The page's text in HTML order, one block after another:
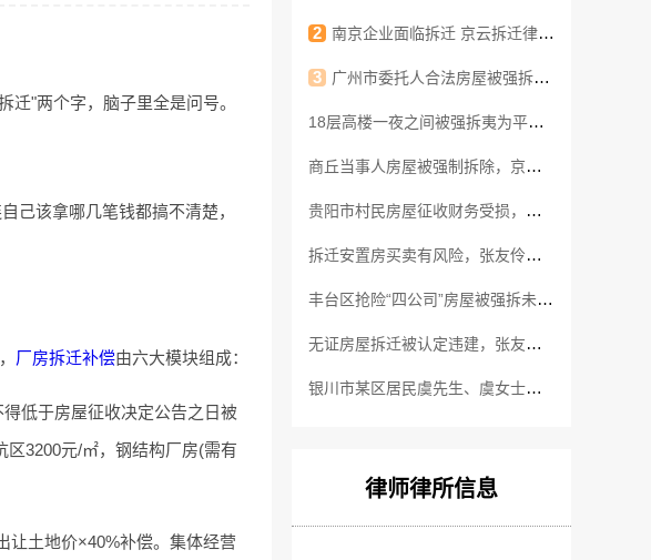
南京企业面临拆迁 京云拆迁律师2个月内为其提高一倍补偿
广州市委托人合法房屋被强拆，张友伶律师助力272平米安置费外加45万补偿款
18层高楼一夜之间被强拆夷为平地，刘建华律师向法院起诉拆除违法
商丘当事人房屋被强制拆除，京云律师代理法院判决强拆行为违法
贵阳市村民房屋征收财务受损，京云律师代理确认强拆和占用违法
拆迁安置房买卖有风险，张友伶律师代理拆迁房屋买卖合同纠纷案件胜诉
丰台区抢险“四公司”房屋被强拆未及时补偿案件 王兴华律师代理为当事人争取补偿
无证房屋拆迁被认定违建，张友伶律师代理胜诉
银川市某区居民虞先生、虞女士、肖女士遭遇拆迁 最终法院判决街道办强制拆迁行为违法
律师律所信息
"两个字，脑子里全是问号。
己该拿哪几笔钱都搞不清楚，
厂房拆迁补偿由六大模块组成：
低于房屋征收决定公告之日被
3200元/㎡，钢结构厂房(需有
让土地价×40%补偿。集体经营